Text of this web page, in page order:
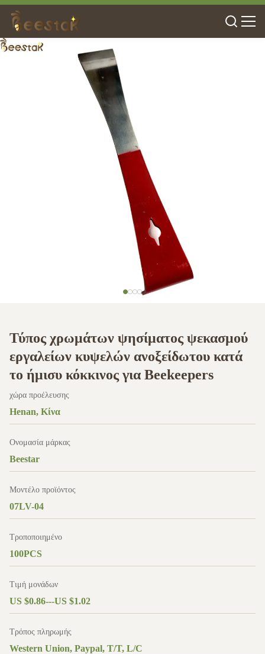
Τύπος χρωμάτων ψησίματος ψεκασμού
εργαλείων κυψελών ανοξείδωτου κατά
το ήμισυ κόκκινος για Beekeepers
χώρα προέλευσης
Henan, Κίνα
Ονομασία μάρκας
Beestar
Μοντέλο προϊόντος
07LV-04
Τροποποιημένο
100PCS
Τιμή μονάδων
US $0.86---US $1.02
Τρόπος πληρωμής
Western Union, Paypal, T/T, L/C